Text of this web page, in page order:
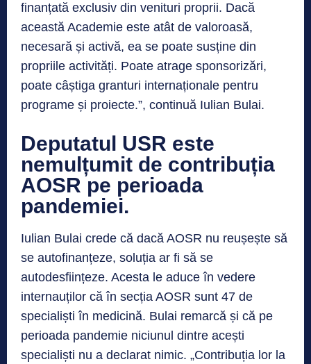
finanțată exclusiv din venituri proprii. Dacă
această Academie este atât de valoroasă,
necesară și activă, ea se poate susține din
propriile activități. Poate atrage sponsorizări,
poate câștiga granturi internaționale pentru
programe și proiecte.”, continuă Iulian Bulai.
Deputatul USR este
nemulțumit de contribuția
AOSR pe perioada
pandemiei.
Iulian Bulai crede că dacă AOSR nu reușește să
se autofinanțeze, soluția ar fi să se
autodesființeze. Acesta le aduce în vedere
internauților că în secția AOSR sunt 47 de
specialiști în medicină. Bulai remarcă și că pe
perioada pandemie niciunul dintre acești
specialiști nu a declarat nimic. „Contribuția lor la